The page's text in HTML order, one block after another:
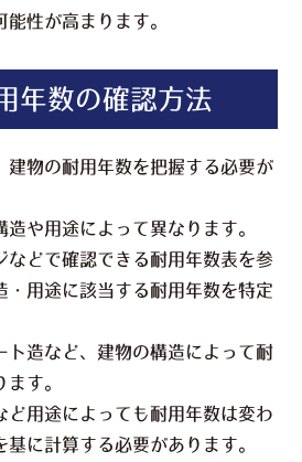
性が高まります。
年数の確認方法
建物の耐用年数を把握する必要が
や用途によって異なります。
などで確認できる耐用年数表を参
・用途に該当する耐用年数を特定
ト造など、建物の構造によって耐
す。
ど用途によっても耐用年数は変わ
に計算する必要があります。